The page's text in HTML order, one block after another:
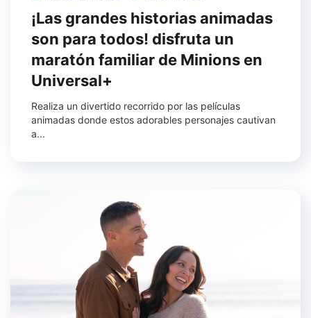
¡Las grandes historias animadas
son para todos! disfruta un
maratón familiar de Minions en
Universal+
Realiza un divertido recorrido por las películas
animadas donde estos adorables personajes cautivan
a...